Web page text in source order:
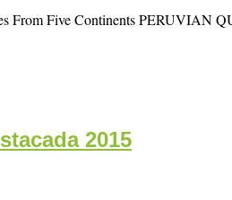
From Five Continents
2015